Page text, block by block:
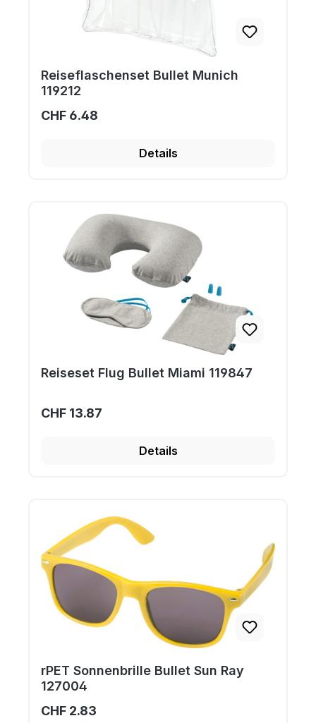
Reiseflaschenset Bullet Munich
119212
CHF 6.48
Details
Reiseset Flug Bullet Miami 119847
CHF 13.87
Details
rPET Sonnenbrille Bullet Sun Ray
127004
CHF 2.83